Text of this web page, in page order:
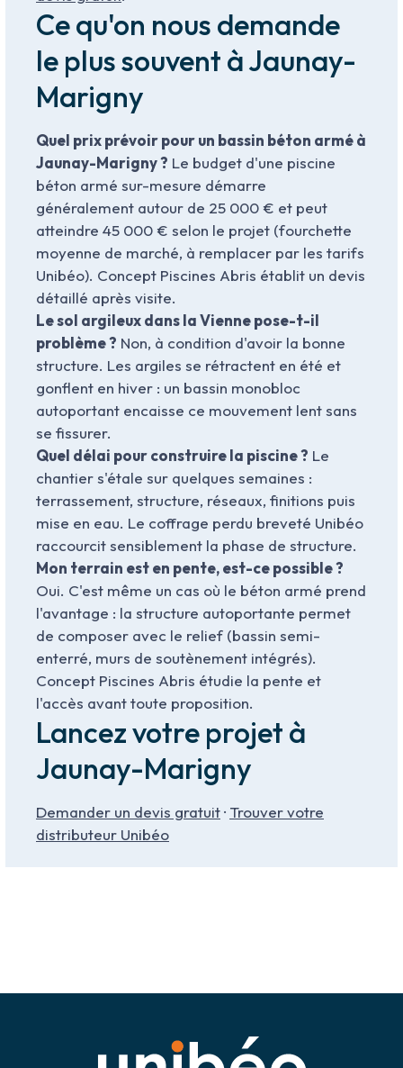
Ce qu'on nous demande
le plus souvent à Jaunay-
Marigny
Quel prix prévoir pour un bassin béton armé à
Jaunay-Marigny ? Le budget d'une piscine
béton armé sur-mesure démarre
généralement autour de 25 000 € et peut
atteindre 45 000 € selon le projet (fourchette
moyenne de marché, à remplacer par les tarifs
Unibéo). Concept Piscines Abris établit un devis
détaillé après visite.
Le sol argileux dans la Vienne pose-t-il
problème ? Non, à condition d'avoir la bonne
structure. Les argiles se rétractent en été et
gonflent en hiver : un bassin monobloc
autoportant encaisse ce mouvement lent sans
se fissurer.
Quel délai pour construire la piscine ? Le
chantier s'étale sur quelques semaines :
terrassement, structure, réseaux, finitions puis
mise en eau. Le coffrage perdu breveté Unibéo
raccourcit sensiblement la phase de structure.
Mon terrain est en pente, est-ce possible ?
Oui. C'est même un cas où le béton armé prend
l'avantage : la structure autoportante permet
de composer avec le relief (bassin semi-
enterré, murs de soutènement intégrés).
Concept Piscines Abris étudie la pente et
l'accès avant toute proposition.
Lancez votre projet à
Jaunay-Marigny
Demander un devis gratuit· Trouver votre
distributeur Unibéo